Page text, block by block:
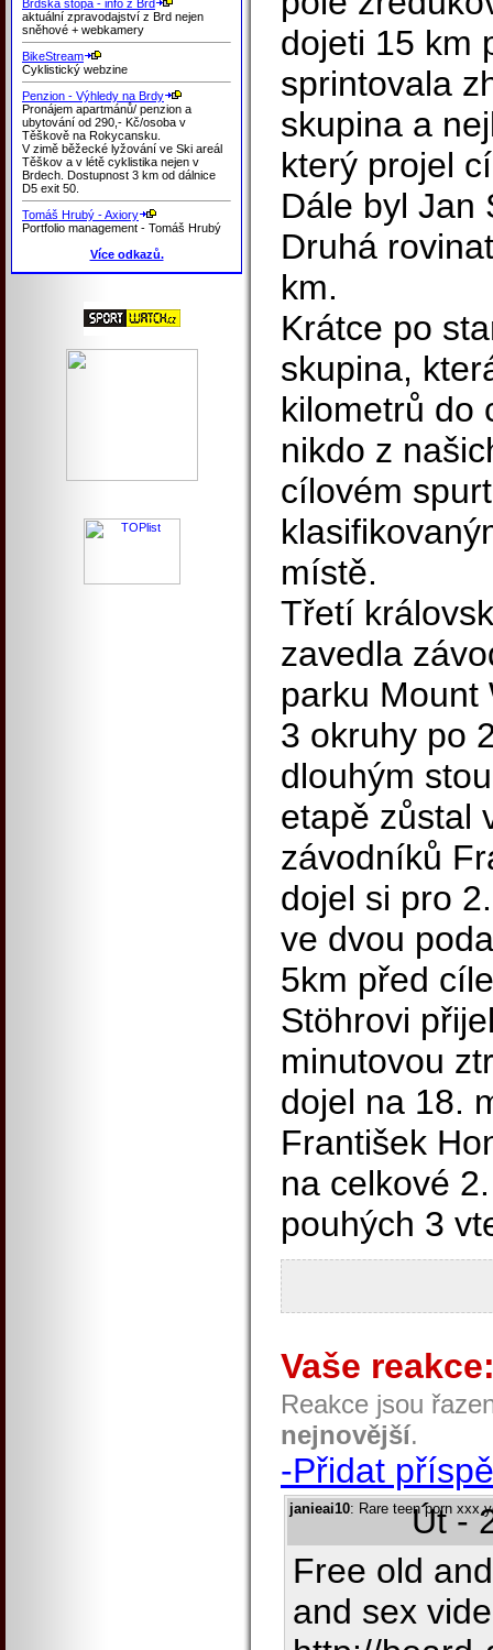
Brdská stopa - info z Brd
aktuální zpravodajství z Brd nejen
sněhové + webkamery
BikeStream
Cyklistický webzine
Penzion - Výhledy na Brdy
Pronájem apartmánů/ penzion a
ubytování od 290,- Kč/osoba v
Těškově na Rokycansku.
V zimě běžecké lyžování ve Ski areál
Těškov a v létě cyklistika nejen v
Brdech. Dostupnost 3 km od dálnice
D5 exit 50.
Tomáš Hrubý - Axiory
Portfolio management - Tomáš Hrubý
Více odkazů.
dojeti 15 km
sprintovala
skupina a
který projel
Dále byl Jan
Druhá
km.
Krátce po
skupina,
kilometrů do
nikdo z
cílovém
místě.
Třetí
zavedla
parku Mount
3 okruhy po
dlouhým
etapě zůstal
závodníků
dojel si pro
ve dvou
5km před
Stöhrovi
minutovou
dojel na 18.
František
na celkové
pouhých 3
Vaše
Reakce jsou
nejnovější.
-Přidat
janieai10: Rare teen porn xxx
Út -
Free old
and sex